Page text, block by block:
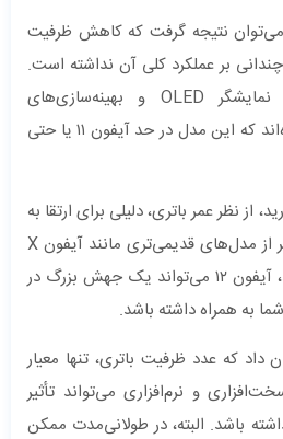
می‌توان نتیجه گرفت که کاهش ظرفیت
منفی چندانی بر عملکرد کلی آن نداشته است.
پردازنده‌ی A14 Bionic، نمایشگر OLED و بهینه‌سازی‌های
نرم‌افزاری در iOS باعث شده‌اند که این مدل در حد آیفون ۱۱ یا حتی
حال حاضر آیفون ۱۱ دارید، از نظر عمر باتری، دلیلی برای ارتقا به
آیفون ۱۲ وجود ندارد؛ اما اگر از مدل‌های قدیمی‌تری مانند آیفون X
یا آیفون ۸ استفاده می‌کنید، آیفون ۱۲ می‌تواند یک جهش بزرگ در
به همراه داشته باشد.
داد که عدد ظرفیت باتری، تنها معیار
و نرم‌افزاری می‌تواند تأثیر
باشد. البته، در طولانی‌مدت ممکن